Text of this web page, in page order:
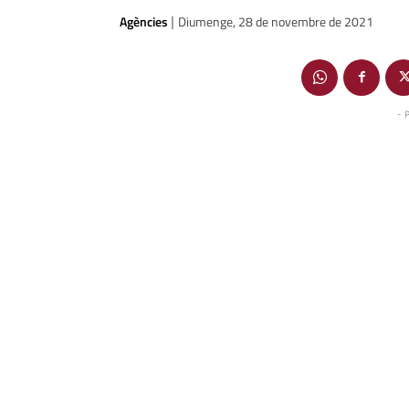
Agències | Diumenge, 28 de novembre de 2021
-